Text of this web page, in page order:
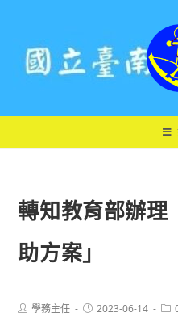
轉知教育部辦理
助方案」
Post學務主任
Post2023-06-14